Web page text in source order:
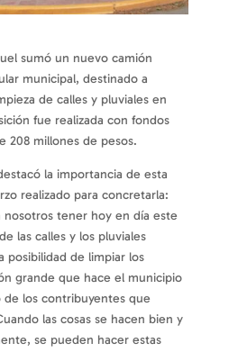
sumó un nuevo camión
municipal, destinado a
de calles y pluviales en
fue realizada con fondos
208 millones de pesos.
la importancia de esta
realizado para concretarla:
nosotros tener hoy en día este
las calles y los pluviales
de limpiar los
grande que hace el municipio
los contribuyentes que
las cosas se hacen bien y
se pueden hacer estas